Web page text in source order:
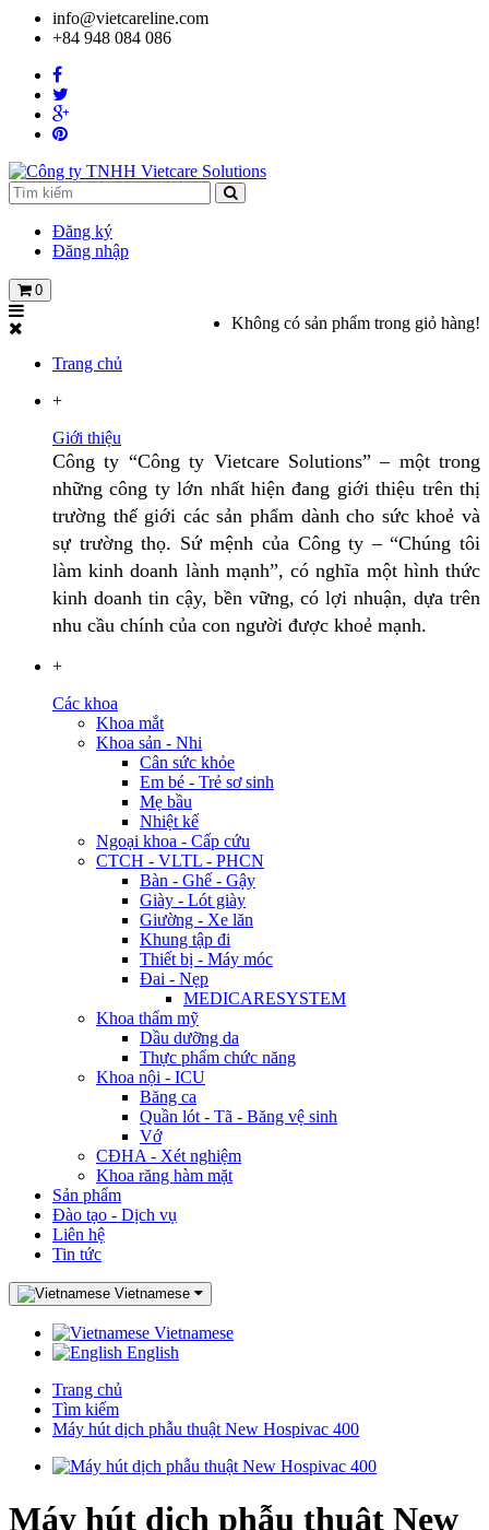
info@vietcareline.com
+84 948 084 086
Đăng ký
Đăng nhập
0
Không có sản phẩm trong giỏ hàng!
Trang chủ
+
Giới thiệu
Công ty “Công ty Vietcare Solutions” – một trong
những công ty lớn nhất hiện đang giới thiệu trên thị
trường thế giới các sản phẩm dành cho sức khoẻ và
sự trường thọ. Sứ mệnh của Công ty – “Chúng tôi
làm kinh doanh lành mạnh”, có nghĩa một hình thức
kinh doanh tin cậy, bền vững, có lợi nhuận, dựa trên
nhu cầu chính của con người được khoẻ mạnh.
+
Các khoa
Khoa mắt
Khoa sản - Nhi
Cân sức khỏe
Em bé - Trẻ sơ sinh
Mẹ bầu
Nhiệt kế
Ngoại khoa - Cấp cứu
CTCH - VLTL - PHCN
Bàn - Ghế - Gậy
Giày - Lót giày
Giường - Xe lăn
Khung tập đi
Thiết bị - Máy móc
Đai - Nẹp
MEDICARESYSTEM
Khoa thẩm mỹ
Dầu dưỡng da
Thực phẩm chức năng
Khoa nội - ICU
Băng ca
Quần lót - Tã - Băng vệ sinh
Vớ
CĐHA - Xét nghiệm
Khoa răng hàm mặt
Sản phẩm
Đào tạo - Dịch vụ
Liên hệ
Tin tức
Vietnamese
Vietnamese
English
Trang chủ
Tìm kiếm
Máy hút dịch phẫu thuật New Hospivac 400
Máy hút dịch phẫu thuật New